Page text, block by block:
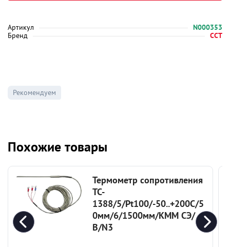
Артикул
N000353
Бренд
ССТ
Рекомендуем
Похожие товары
Термометр сопротивления
ТС-
1388/5/Pt100/-50..+200C/5
0мм/6/1500мм/КММ СЭ/
В/N3